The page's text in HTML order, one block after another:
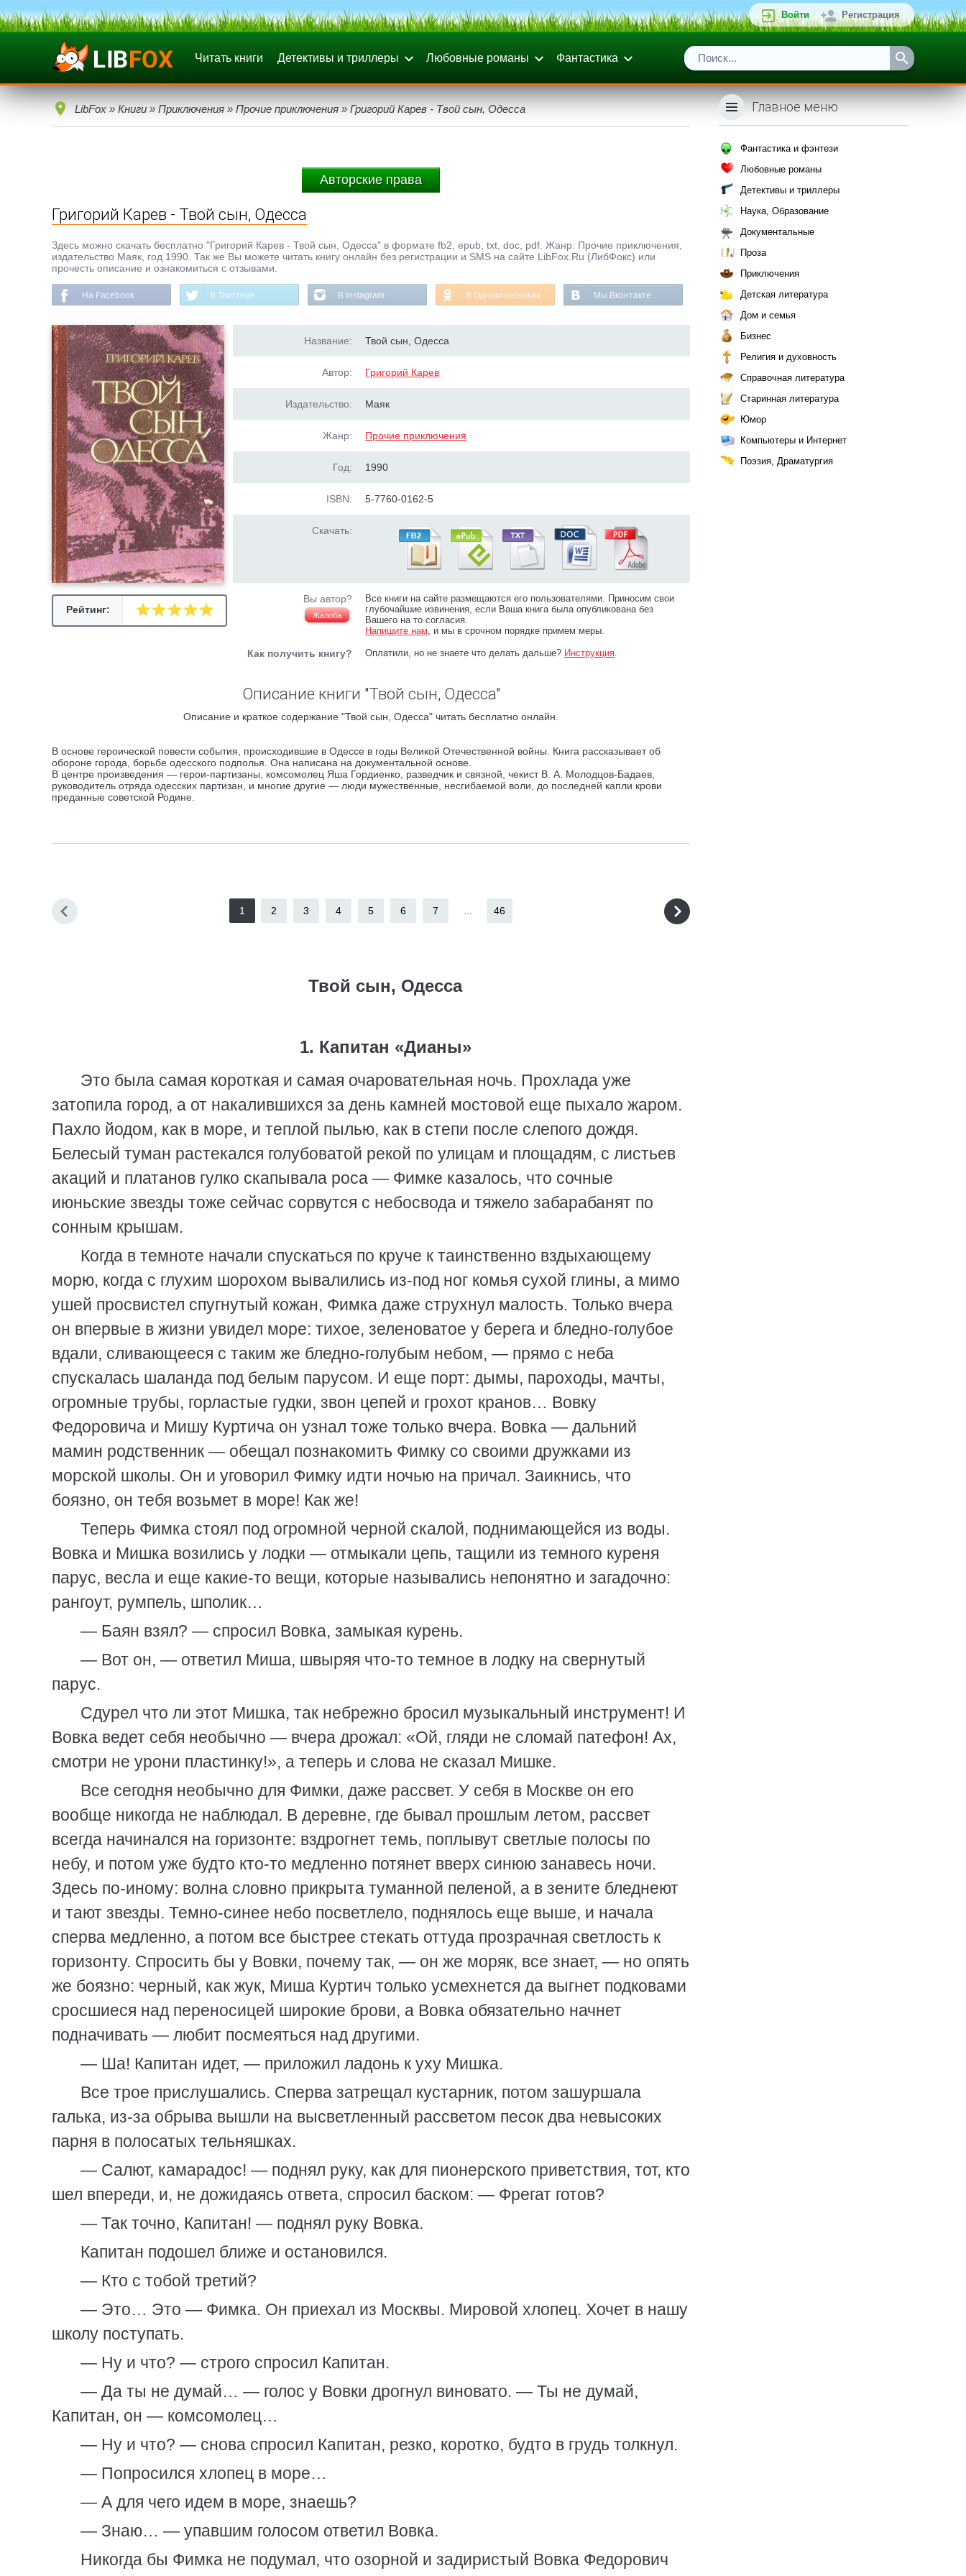
Войти Регистрация
Читать книги Детективы и триллеры Любовные романы Фантастика
LibFox » Книги » Приключения » Прочие приключения » Григорий Карев - Твой сын, Одесса
Авторские права
Григорий Карев - Твой сын, Одесса
Здесь можно скачать бесплатно "Григорий Карев - Твой сын, Одесса" в формате fb2, epub, txt, doc, pdf. Жанр: Прочие приключения,
издательство Маяк, год 1990. Так же Вы можете читать книгу онлайн без регистрации и SMS на сайте LibFox.Ru (ЛибФокс) или
прочесть описание и ознакомиться с отзывами.
На Facebook В Твиттере В Instagram В Одноклассниках Мы Вконтакте
Рейтинг:
Название: Твой сын, Одесса
Автор: Григорий Карев
Издательство: Маяк
Жанр: Прочие приключения
Год: 1990
ISBN: 5-7760-0162-5
Скачать:
Вы автор?
Жалоба
Все книги на сайте размещаются его пользователями. Приносим свои
глубочайшие извинения, если Ваша книга была опубликована без
Вашего на то согласия.
Напишите нам, и мы в срочном порядке примем меры.
Как получить книгу? Оплатили, но не знаете что делать дальше? Инструкция.
Описание книги "Твой сын, Одесса"
Описание и краткое содержание "Твой сын, Одесса" читать бесплатно онлайн.
В основе героической повести события, происходившие в Одессе в годы Великой Отечественной войны. Книга рассказывает об
обороне города, борьбе одесского подполья. Она написана на документальной основе.
В центре произведения — герои-партизаны, комсомолец Яша Гордиенко, разведчик и связной, чекист В. А. Молодцов-Бадаев,
руководитель отряда одесских партизан, и многие другие — люди мужественные, несгибаемой воли, до последней капли крови
преданные советской Родине.
1 2 3 4 5 6 7 46
Твой сын, Одесса
1. Капитан «Дианы»
Это была самая короткая и самая очаровательная ночь. Прохлада уже
затопила город, а от накалившихся за день камней мостовой еще пыхало жаром.
Пахло йодом, как в море, и теплой пылью, как в степи после слепого дождя.
Белесый туман растекался голубоватой рекой по улицам и площадям, с листьев
акаций и платанов гулко скапывала роса — Фимке казалось, что сочные
июньские звезды тоже сейчас сорвутся с небосвода и тяжело забарабанят по
сонным крышам.
Когда в темноте начали спускаться по круче к таинственно вздыхающему
морю, когда с глухим шорохом вывалились из-под ног комья сухой глины, а мимо
ушей просвистел спугнутый кожан, Фимка даже струхнул малость. Только вчера
он впервые в жизни увидел море: тихое, зеленоватое у берега и бледно-голубое
вдали, сливающееся с таким же бледно-голубым небом, — прямо с неба
спускалась шаланда под белым парусом. И еще порт: дымы, пароходы, мачты,
огромные трубы, горластые гудки, звон цепей и грохот кранов… Вовку
Федоровича и Мишу Куртича он узнал тоже только вчера. Вовка — дальний
мамин родственник — обещал познакомить Фимку со своими дружками из
морской школы. Он и уговорил Фимку идти ночью на причал. Заикнись, что
боязно, он тебя возьмет в море! Как же!
Теперь Фимка стоял под огромной черной скалой, поднимающейся из воды.
Вовка и Мишка возились у лодки — отмыкали цепь, тащили из темного куреня
парус, весла и еще какие-то вещи, которые назывались непонятно и загадочно:
рангоут, румпель, шполик…
— Баян взял? — спросил Вовка, замыкая курень.
— Вот он, — ответил Миша, швыряя что-то темное в лодку на свернутый
парус.
Сдурел что ли этот Мишка, так небрежно бросил музыкальный инструмент! И
Вовка ведет себя необычно — вчера дрожал: «Ой, гляди не сломай патефон! Ах,
смотри не урони пластинку!», а теперь и слова не сказал Мишке.
Все сегодня необычно для Фимки, даже рассвет. У себя в Москве он его
вообще никогда не наблюдал. В деревне, где бывал прошлым летом, рассвет
всегда начинался на горизонте: вздрогнет темь, поплывут светлые полосы по
небу, и потом уже будто кто-то медленно потянет вверх синюю занавесь ночи.
Здесь по-иному: волна словно прикрыта туманной пеленой, а в зените бледнеют
и тают звезды. Темно-синее небо посветлело, поднялось еще выше, и начала
сперва медленно, а потом все быстрее стекать оттуда прозрачная светлость к
горизонту. Спросить бы у Вовки, почему так, — он же моряк, все знает, — но опять
же боязно: черный, как жук, Миша Куртич только усмехнется да выгнет подковами
сросшиеся над переносицей широкие брови, а Вовка обязательно начнет
подначивать — любит посмеяться над другими.
— Ша! Капитан идет, — приложил ладонь к уху Мишка.
Все трое прислушались. Сперва затрещал кустарник, потом зашуршала
галька, из-за обрыва вышли на высветленный рассветом песок два невысоких
парня в полосатых тельняшках.
— Салют, камарадос! — поднял руку, как для пионерского приветствия, тот, кто
шел впереди, и, не дожидаясь ответа, спросил баском: — Фрегат готов?
— Так точно, Капитан! — поднял руку Вовка.
Капитан подошел ближе и остановился.
— Кто с тобой третий?
— Это… Это — Фимка. Он приехал из Москвы. Мировой хлопец. Хочет в нашу
школу поступать.
— Ну и что? — строго спросил Капитан.
— Да ты не думай… — голос у Вовки дрогнул виновато. — Ты не думай,
Капитан, он — комсомолец…
— Ну и что? — снова спросил Капитан, резко, коротко, будто в грудь толкнул.
— Попросился хлопец в море…
— А для чего идем в море, знаешь?
— Знаю… — упавшим голосом ответил Вовка.
Никогда бы Фимка не подумал, что озорной и задиристый Вовка Федорович
Главное меню
Фантастика и фэнтези
Любовные романы
Детективы и триллеры
Наука, Образование
Документальные
Проза
Приключения
Детская литература
Дом и семья
Бизнес
Религия и духовность
Справочная литература
Старинная литература
Юмор
Компьютеры и Интернет
Поэзия, Драматургия